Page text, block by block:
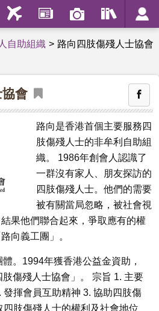
自助組織 路向四肢傷殘人士協會
會
路向是香港首個主要服務四
肢傷殘人士的非牟利自助組
織。 1986年創會人認識了
一群沒有家人、朋友探訪的
四肢傷殘人士。他們的需要
被有關當局忽略，被社會視
果他們聯合起來，爭取應有的權
向義工團」。
。1994年獲香港公益金資助，
傷殘人士協會」。 宗旨 1. 主要
揮會員互助精神 3. 協助四肢傷
肢傷殘人士的權利及社會地位